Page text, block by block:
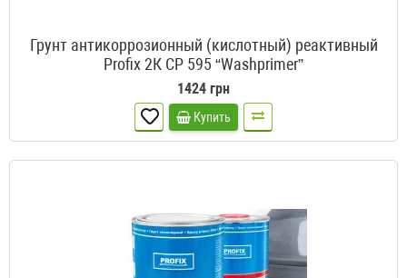
Грунт антикоррозионный (кислотный) реактивный
Profix 2К CP 595 “Washprimer”
1424 грн
Купить